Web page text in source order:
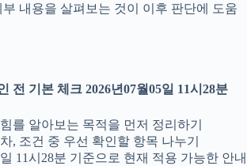
내용을 살펴보는 것이 이후 판단에 도움
전 기본 체크 2026년07월05일 11시28분
를 알아보는 목적을 먼저 정리하기
, 조건 중 우선 확인할 항목 나누기
11시28분 기준으로 현재 적용 가능한 안내